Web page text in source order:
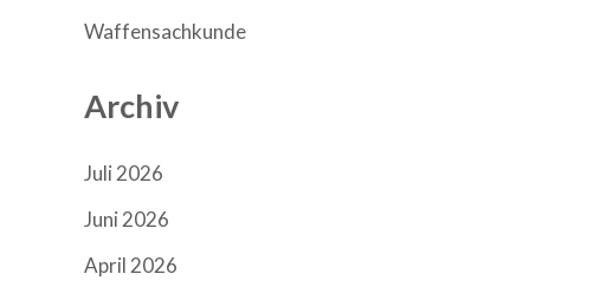
Waffensachkunde
Archiv
Juli 2026
Juni 2026
April 2026